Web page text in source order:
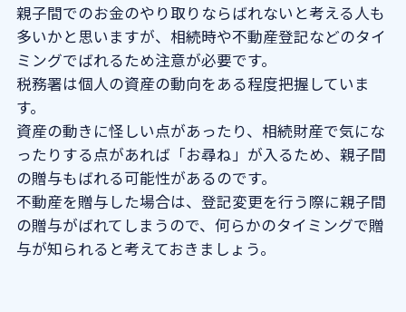
親子間でのお金のやり取りならばれないと考える人も
多いかと思いますが、相続時や不動産登記などのタイ
ミングでばれるため注意が必要です。
税務署は個人の資産の動向をある程度把握していま
す。
資産の動きに怪しい点があったり、相続財産で気にな
ったりする点があれば「お尋ね」が入るため、親子間
の贈与もばれる可能性があるのです。
不動産を贈与した場合は、登記変更を行う際に親子間
の贈与がばれてしまうので、何らかのタイミングで贈
与が知られると考えておきましょう。